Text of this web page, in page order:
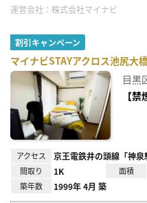
運営会社： 株式会社マイナビ
割引キャンペーン
マイナビSTAYアクロス池尻大
目黒
【
アクセス 京王電鉄井の頭線「神
間取り 1K 面積
築年数 1999年 4月 築